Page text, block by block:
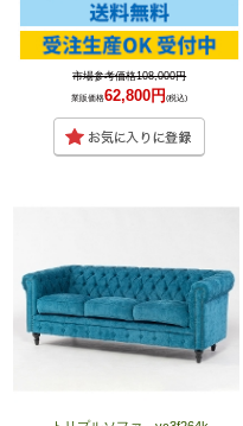
市場参考価格108,000円
業販価格62,800円(税込)